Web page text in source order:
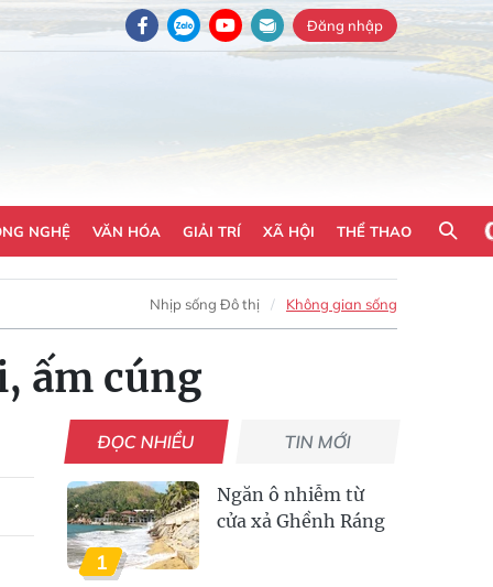
Đăng nhập
NGHỆ VĂN HÓA GIẢI TRÍ XÃ HỘI THỂ THAO
Nhịp sống Đô thị Không gian sống
ấm cúng
ĐỌC NHIỀU TIN MỚI
1
Ngăn ô nhiễm từ
cửa xả Ghềnh Ráng